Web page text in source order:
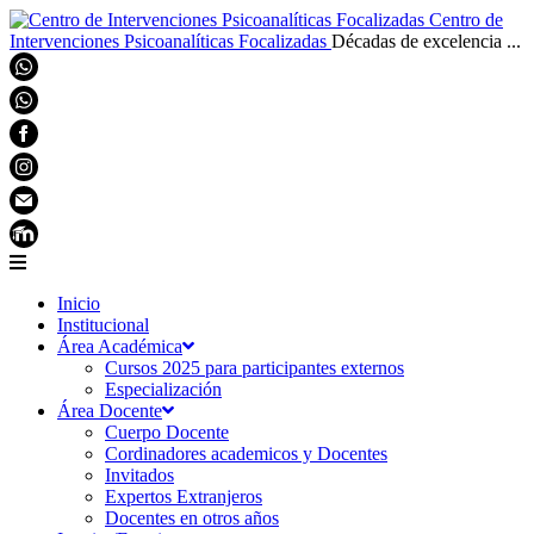
Centro de
Intervenciones Psicoanalíticas Focalizadas Décadas de excelencia ...
Inicio
Institucional
Área Académica
Cursos 2025 para participantes externos
Especialización
Área Docente
Cuerpo Docente
Cordinadores academicos y Docentes
Invitados
Expertos Extranjeros
Docentes en otros años